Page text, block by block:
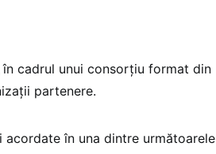
cadrul unui consorțiu format din
partenere.
în una dintre următoarele